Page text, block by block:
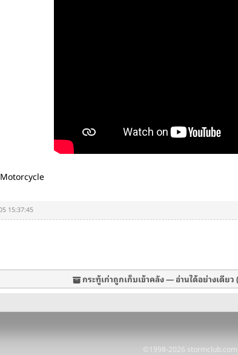
15:37:45
กระทู้เก่าถูกเก็บเข้าคลัง — อ่านได้อย่างเดี
©1998-2026